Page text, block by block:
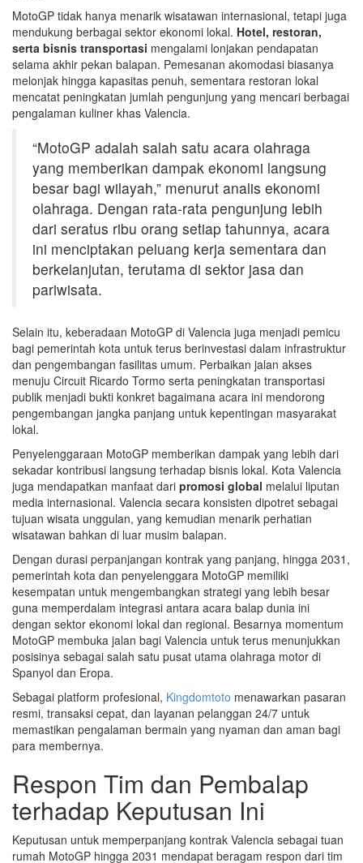
MotoGP tidak hanya menarik wisatawan internasional, tetapi juga
mendukung berbagai sektor ekonomi lokal. Hotel, restoran,
serta bisnis transportasi mengalami lonjakan pendapatan
selama akhir pekan balapan. Pemesanan akomodasi biasanya
melonjak hingga kapasitas penuh, sementara restoran lokal
mencatat peningkatan jumlah pengunjung yang mencari berbagai
pengalaman kuliner khas Valencia.
“MotoGP adalah salah satu acara olahraga
yang memberikan dampak ekonomi langsung
besar bagi wilayah,” menurut analis ekonomi
olahraga. Dengan rata-rata pengunjung lebih
dari seratus ribu orang setiap tahunnya, acara
ini menciptakan peluang kerja sementara dan
berkelanjutan, terutama di sektor jasa dan
pariwisata.
Selain itu, keberadaan MotoGP di Valencia juga menjadi pemicu
bagi pemerintah kota untuk terus berinvestasi dalam infrastruktur
dan pengembangan fasilitas umum. Perbaikan jalan akses
menuju Circuit Ricardo Tormo serta peningkatan transportasi
publik menjadi bukti konkret bagaimana acara ini mendorong
pengembangan jangka panjang untuk kepentingan masyarakat
lokal.
Penyelenggaraan MotoGP memberikan dampak yang lebih dari
sekadar kontribusi langsung terhadap bisnis lokal. Kota Valencia
juga mendapatkan manfaat dari promosi global melalui liputan
media internasional. Valencia secara konsisten dipotret sebagai
tujuan wisata unggulan, yang kemudian menarik perhatian
wisatawan bahkan di luar musim balapan.
Dengan durasi perpanjangan kontrak yang panjang, hingga 2031,
pemerintah kota dan penyelenggara MotoGP memiliki
kesempatan untuk mengembangkan strategi yang lebih besar
guna memperdalam integrasi antara acara balap dunia ini
dengan sektor ekonomi lokal dan regional. Besarnya momentum
MotoGP membuka jalan bagi Valencia untuk terus menunjukkan
posisinya sebagai salah satu pusat utama olahraga motor di
Spanyol dan Eropa.
Sebagai platform profesional, Kingdomtoto menawarkan pasaran
resmi, transaksi cepat, dan layanan pelanggan 24/7 untuk
memastikan pengalaman bermain yang nyaman dan aman bagi
para membernya.
Respon Tim dan Pembalap
terhadap Keputusan Ini
Keputusan untuk memperpanjang kontrak Valencia sebagai tuan
rumah MotoGP hingga 2031 mendapat beragam respon dari tim